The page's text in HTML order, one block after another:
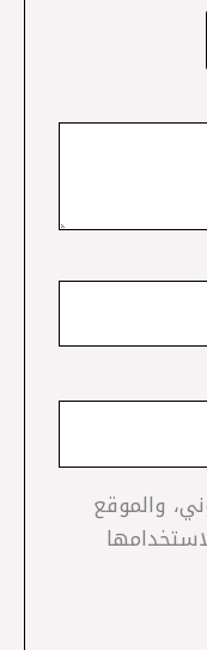
والموقع